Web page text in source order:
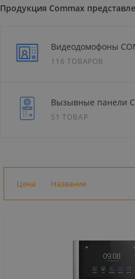
Продукция Commax
Видеодомофоны
116 ТОВАРОВ
Вызывные панели
51 ТОВАР
Цена Название